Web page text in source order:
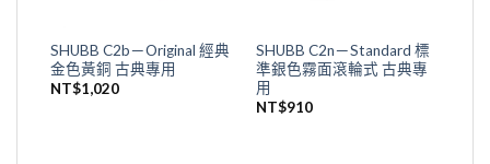
SHUBB C2b－Original 經典
金色黃銅 古典專用
NT$1,020
SHUBB C2n－Standard 標
準銀色霧面滾輪式 古典專
用
NT$910